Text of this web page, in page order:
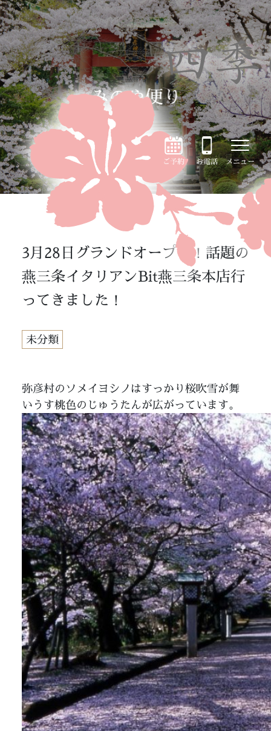
ご予約 お電話 メニュー
みのや便り
3月28日グランドオープン！話題の
燕三条イタリアンBit燕三条本店行
ってきました！
未分類
弥彦村のソメイヨシノはすっかり桜吹雪が舞
いうす桃色のじゅうたんが広がっています。